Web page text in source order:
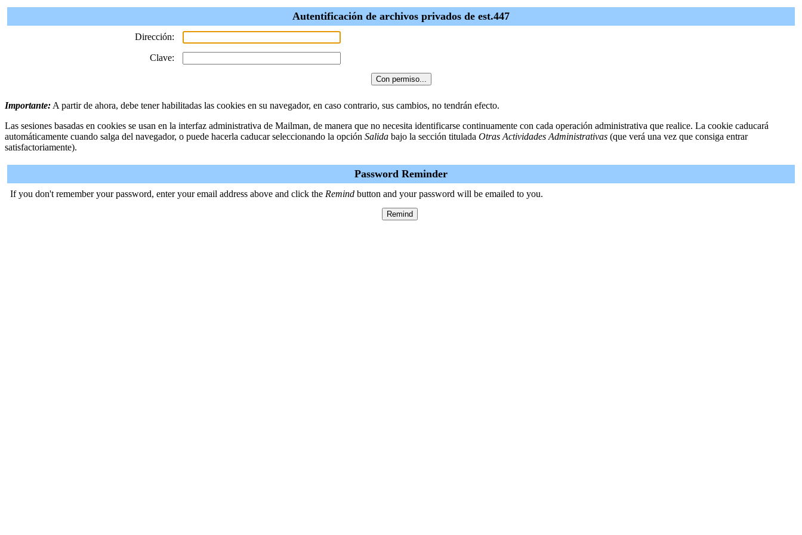
Autentificación de archivos privados de est.447
Dirección:
Clave:
Importante: A partir de ahora, debe tener habilitadas las cookies en su navegador, en caso contrario, sus cambios, no tendrán efecto.
Las sesiones basadas en cookies se usan en la interfaz administrativa de Mailman, de manera que no necesita identificarse continuamente con cada operación administrativa que realice. La cookie caducará
automáticamente cuando salga del navegador, o puede hacerla caducar seleccionando la opción Salida bajo la sección titulada Otras Actividades Administrativas (que verá una vez que consiga entrar
satisfactoriamente).
Password Reminder
If you don't remember your password, enter your email address above and click the Remind button and your password will be emailed to you.